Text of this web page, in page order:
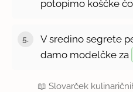
potopimo koščke
V sredino segrete
damo modelčke za
📖Slovarček